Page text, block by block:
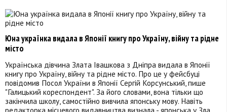
Юна українка видала в Японії книгу про Україну, війну та рідне
місто
Українська дівчина Злата Івашкова з Дніпра видала в Японії
книгу про Україну, війну та рідне місто. Про це у фейсбуці
повідомив Посол України в Японії Сергій Корсунський, пише
"Галицький кореспондент". За його словами, вона тільки що
закінчила школу, самостійно вивчила японську мову. Навіть